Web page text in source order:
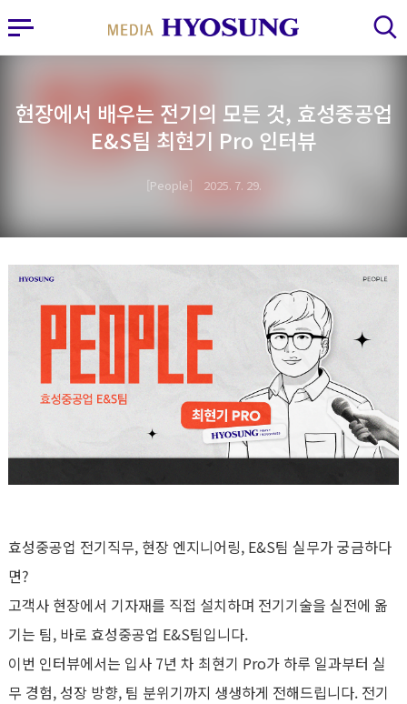
MY FRIEND HYOSUNG
사이드바 열기 검색 레이어 열기
현장에서 배우는 전기의 모든 것, 효성중공업
E&S팀 최현기 Pro 인터뷰
People 2025. 7. 29.
효성중공업 전기직무, 현장 엔지니어링, E&S팀 실무가 궁금하다
면?
고객사 현장에서 기자재를 직접 설치하며 전기기술을 실전에 옮
기는 팀, 바로 효성중공업 E&S팀입니다.
이번 인터뷰에서는 입사 7년 차 최현기 Pro가 하루 일과부터 실
무 경험, 성장 방향, 팀 분위기까지 생생하게 전해드립니다. 전기